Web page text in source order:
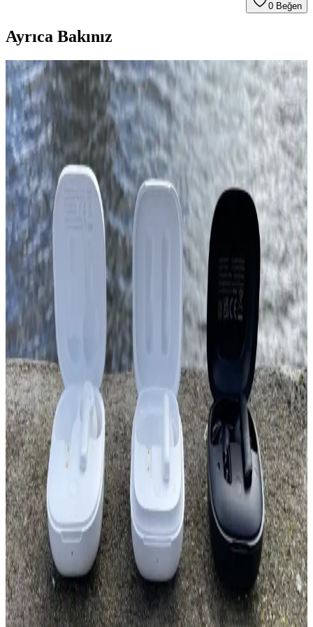
0 Beğen
Ayrıca Bakınız
TPA3110 Tabanlı Bluetooth Ses Amplifikatörü
Tasarımı ve İyileştirme Yöntemleri
TPA3110 entegresiyle tasarlanan Bluetooth ses amplifikatöründe
topraklama izolasyonu ve ısı yönetimi kritik rol oynar. Modüler
yapılar hızlı prototip için uygunken özel PCB ve metal kasa
dayanıklılığı artırır.
Bluetooth Taşınabilir Hoparlörler: Güncel Özellikler
ve Seçim Kriterleri 2026
2026'nın en iyi Bluetooth hoparlörleri, yüksek ses performansı,
dayanıklılık ve taşınabilirlik özellikleriyle öne çıkıyor. Kullanıcılar,
ihtiyaçlarına uygun modeli seçerken teknik özellikleri ve markayı
dikkate almalı.
Redmi Buds 6 Active ve Lenovo LP1S Kulaklıkların
Özellikleri ve Karşılaştırması
Redmi Buds 6 Active ve Lenovo LP1S kulaklıkların tasarım,
performans ve kullanım özellikleri detaylı karşılaştırmasıyla,
kullanıcıların ihtiyaçlarına uygun seçim yapmasını sağlayan bilgiler.
Açık Hava Kullanımı İçin Taşınabilir Güçlü
Hoparlör Seçim Rehberi ve Kullanım İpuçları
Açık hava etkinlikleri için dayanıklı ve yüksek ses çıkışlı taşınabilir
hoparlörler, uzun pil ömrü ve suya dayanıklılık özellikleriyle öne
çıkar. Bu rehberde, seçim kriterleri ve kullanım ipuçları
detaylandırılıyor.
Kablosuz Bluetooth Kulaklıklar ve Yüksek Ses
Kalitesi: Teknolojik Gelişmeler ve Seçim İpuçları
Kablosuz Bluetooth kulaklıklar hareket özgürlüğü ve yüksek ses
kalitesi ile öne çıkıyor. Güncel teknolojiler ve özellikler sayesinde
daha net ve kaliteli ses deneyimi mümkün oluyor.
Kablosuz Farelerin Temel Özellikleri ve Modeller
Arasındaki Farklar Analizi